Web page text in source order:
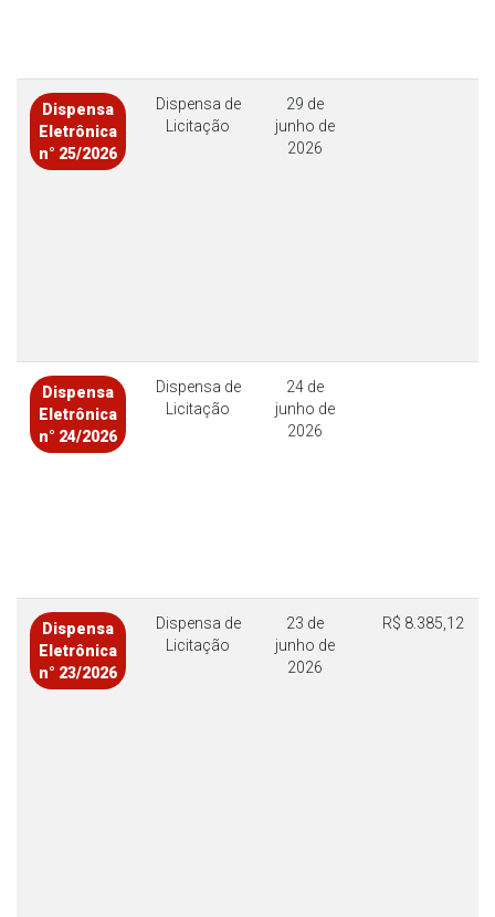
Dispensa
Eletrônica
n° 25/2026
Dispensa de
Licitação
29 de
junho de
2026
Dispensa
Eletrônica
n° 24/2026
Dispensa de
Licitação
24 de
junho de
2026
Dispensa
Eletrônica
n° 23/2026
Dispensa de
Licitação
23 de
junho de
2026
R$ 8.385,12